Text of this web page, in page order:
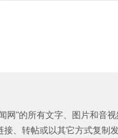
"的所有文字、图片和音
接、转帖或以其它方式复